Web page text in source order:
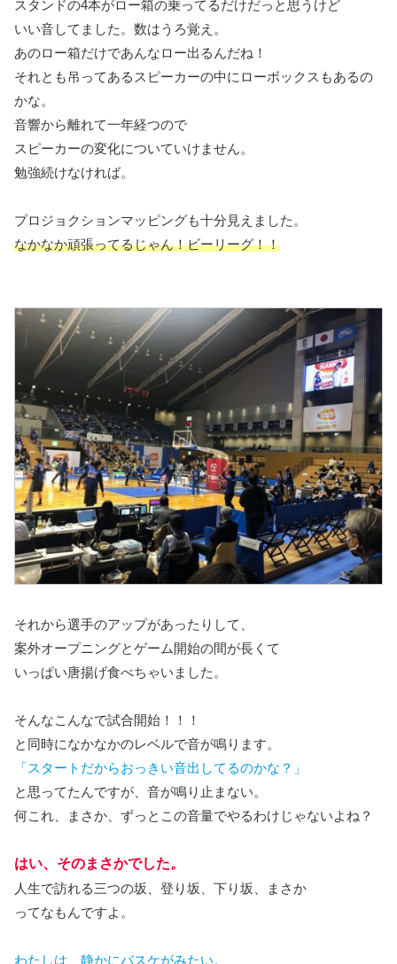
スタンドの4本がロー箱の乗ってるだけだっと思うけど
いい音してました。数はうろ覚え。
あのロー箱だけであんなロー出るんだね！
それとも吊ってあるスピーカーの中にローボックスもあるの
かな。
音響から離れて一年経つので
スピーカーの変化についていけません。
勉強続けなければ。
プロジョクションマッピングも十分見えました。
なかなか頑張ってるじゃん！ビーリーグ！！
それから選手のアップがあったりして、
案外オープニングとゲーム開始の間が長くて
いっぱい唐揚げ食べちゃいました。
そんなこんなで試合開始！！！
と同時になかなかのレベルで音が鳴ります。
「スタートだからおっきい音出してるのかな？」
と思ってたんですが、音が鳴り止まない。
何これ、まさか、ずっとこの音量でやるわけじゃないよね？
はい、そのまさかでした。
人生で訪れる三つの坂、登り坂、下り坂、まさか
ってなもんですよ。
わたしは、静かにバスケがみたい。